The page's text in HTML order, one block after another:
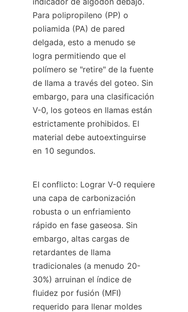
Para polipropileno (PP) o
poliamida (PA) de pared
delgada, esto a menudo se
logra permitiendo que el
polímero se "retire" de la fuente
de llama a través del goteo. Sin
embargo, para una clasificación
V-0, los goteos en llamas están
estrictamente prohibidos. El
material debe autoextinguirse
en 10 segundos.
El conflicto: Lograr V-0 requiere
una capa de carbonización
robusta o un enfriamiento
rápido en fase gaseosa. Sin
embargo, altas cargas de
retardantes de llama
tradicionales (a menudo 20-
30%) arruinan el índice de
fluidez por fusión (MFI)
requerido para llenar moldes